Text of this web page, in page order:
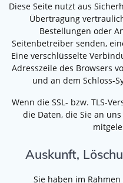
Diese Seite nutzt aus
Übertragung
Bestellungen oder
Seitenbetreiber senden,
Eine verschlüsselte
Adresszeile des Browsers
und an dem Schloss-
Wenn die SSL- bzw. TLS-
die Daten, die Sie an
Auskunft,
Sie haben im